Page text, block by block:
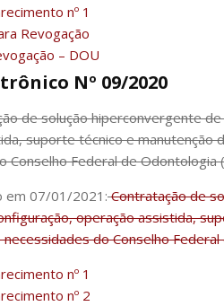
nº 1
Revogação
– DOU
Nº 09/2020
de solução hiperconvergente
suporte técnico e
Conselho Federal de Odontologia
em 07/01/2021: Contratação de
operação assistida,
do Conselho Federal
nº 1
nº 2